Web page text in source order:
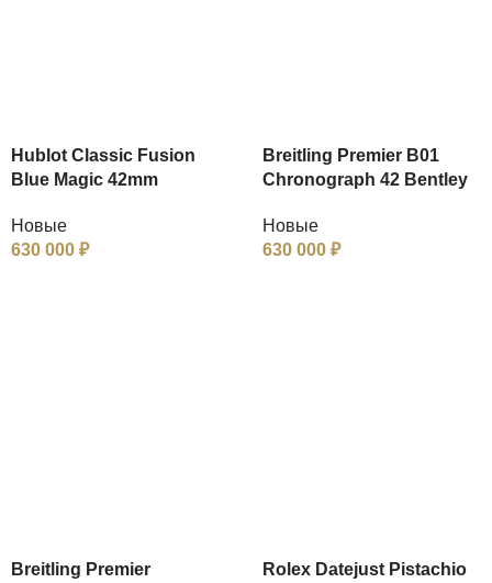
Hublot Classic Fusion
Blue Magic 42mm
Новые
630 000 ₽
Breitling Premier B01
Chronograph 42 Bentley
Новые
630 000 ₽
Breitling Premier
Rolex Datejust Pistachio